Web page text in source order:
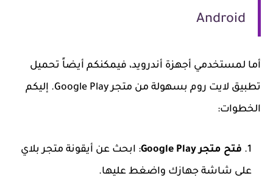
Android
أما لمستخدمي أجهزة أندرويد، فيمكنكم أيضاً تحميل
تطبيق لايت روم بسهولة من متجر Google Play. إليكم
الخطوات:
فتح متجر Google Play
: ابحث عن أيقونة متجر بلاي
على شاشة جهازك واضغط عليها.